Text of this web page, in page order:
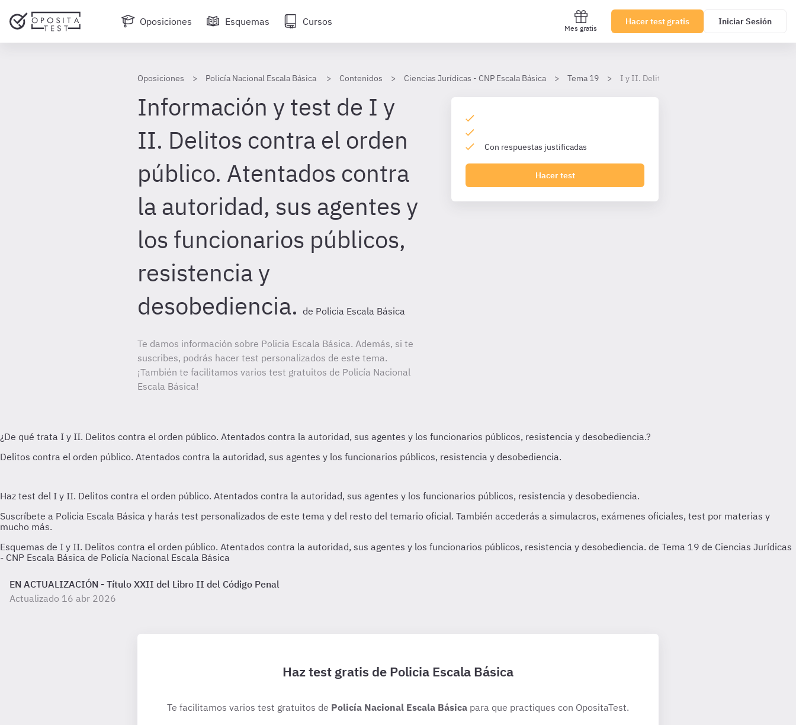
Oposiciones Esquemas Cursos
Mes gratis
Hacer test gratis Iniciar Sesión
Oposiciones Policía Nacional Escala Básica Contenidos Ciencias Jurídicas - CNP Escala Básica Tema 19 I y II. Delitos contra el orden público.
Información y test de I y
II. Delitos contra el orden
público. Atentados contra
la autoridad, sus agentes y
los funcionarios públicos,
resistencia y
desobediencia. de Policia Escala Básica
Te damos información sobre Policia Escala Básica. Además, si te
suscribes, podrás hacer test personalizados de este tema.
¡También te facilitamos varios test gratuitos de Policía Nacional
Escala Básica!
Con respuestas justificadas
Hacer test
Esquemas de I y II. Delitos contra el orden público. Atentados contra la autoridad, sus agentes y los funcionarios públicos, resistencia y desobediencia. de Tema 19 de Ciencias Jurídicas
- CNP Escala Básica de Policía Nacional Escala Básica
EN ACTUALIZACIÓN - Título XXII del Libro II del Código Penal
Actualizado 16 abr 2026
Haz test gratis de Policia Escala Básica
Te facilitamos varios test gratuitos de Policía Nacional Escala Básica para que practiques con OpositaTest.